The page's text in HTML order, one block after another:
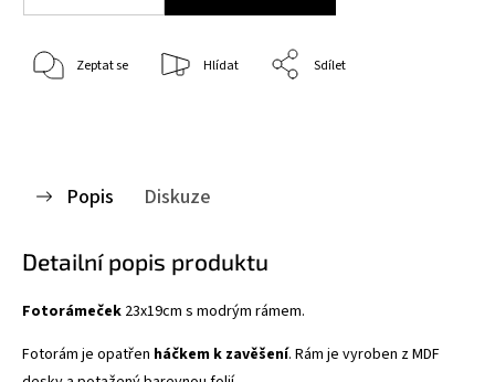
Zeptat se Hlídat Sdílet
Popis Diskuze
Detailní popis produktu
Fotorámeček 23x19cm s modrým rámem.
Fotorám je opatřen háčkem k zavěšení. Rám je vyroben z MDF